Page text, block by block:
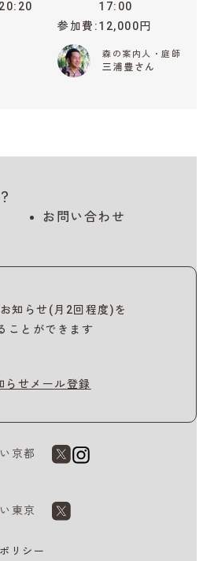
17:00
参加費 12,000円
森の案内人・庭師
三浦豊さん
お問い合わせ
知らせ(月2回程度)を
ことができます
らせメール登録
京都
東京
リシー